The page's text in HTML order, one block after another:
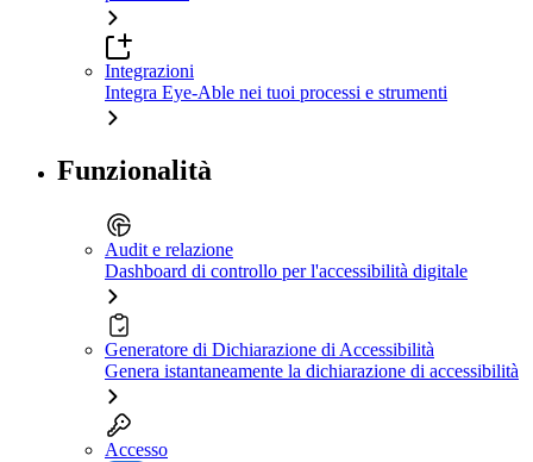
Integrazioni
Integra Eye-Able nei tuoi processi e strumenti
Funzionalità
Audit e relazione
Dashboard di controllo per l'accessibilità digitale
Generatore di Dichiarazione di Accessibilità
Genera istantaneamente la dichiarazione di accessibilità
Accesso